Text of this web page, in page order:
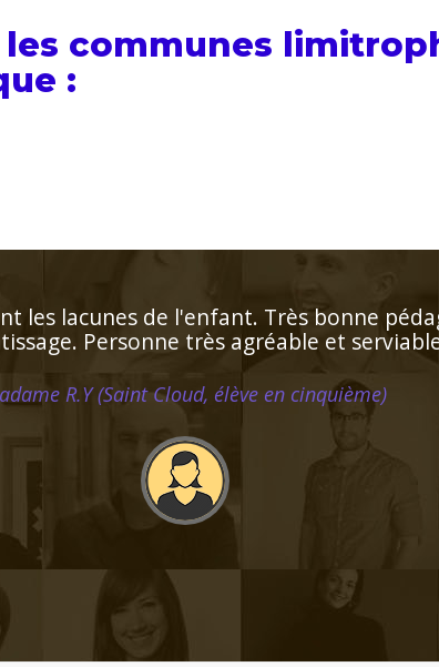
communes
:
programme ce qui est très appréciable.
de ma fille qui progresse de façon
C.K (Verneuil sur Seine, élève en primaire)
l'élève, patient, disponible. J'aurai